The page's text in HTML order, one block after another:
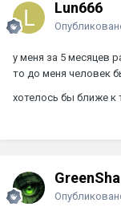
Lun666
у меня за 5 месяцев
то до меня человек
хотелось бы ближе к